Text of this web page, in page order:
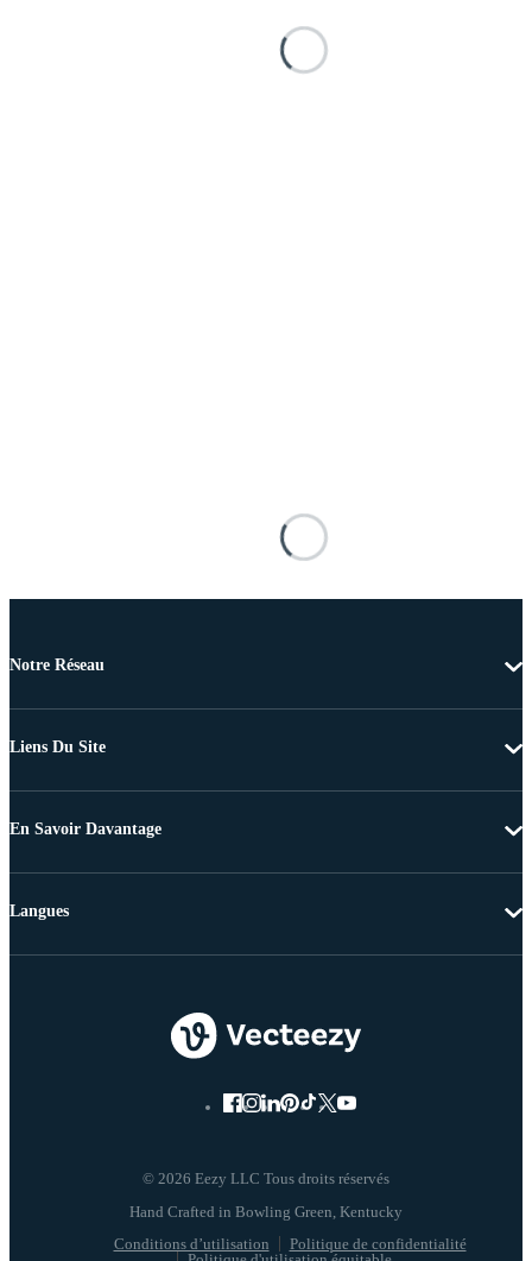
Notre Réseau
Liens Du Site
En Savoir Davantage
© 2026 Eezy LLC Tous droits réservés
Conditions d’utilisation
Politique de confidentialité
Langues